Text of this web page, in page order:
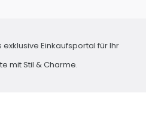
Einkaufsportal für Ihr
mit Stil & Charme.